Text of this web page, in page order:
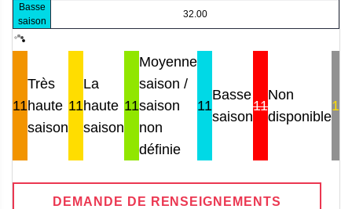
Basse
saison
32.00
11
Très
haute
saison
11
La
haute
saison
11
Moyenne
saison /
saison
non
définie
11
Basse
saison
11
Non
disponible
11
DEMANDE DE RENSEIGNEMENTS